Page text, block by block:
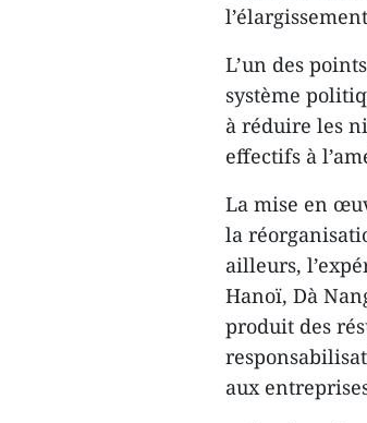
L’un des
système
à réduire les
effectifs à
La mise en
la
ailleurs,
Hanoï, Dà
produit des
aux